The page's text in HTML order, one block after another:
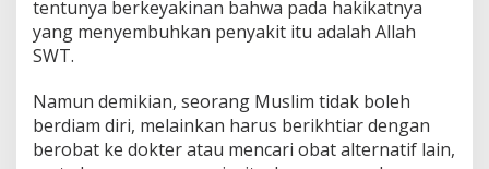
tentunya berkeyakinan bahwa pada hakikatnya
yang menyembuhkan penyakit itu adalah Allah
SWT.
Namun demikian, seorang Muslim tidak boleh
berdiam diri, melainkan harus berikhtiar dengan
berobat ke dokter atau mencari obat alternatif lain,